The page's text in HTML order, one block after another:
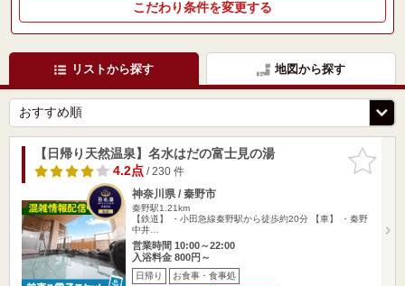
こだわり条件を変更する
リストから探す 地図から探す
お気に入
りに追加
【日帰り天然温泉】名水はだの富士見の湯
4.2点/ 230 件
神奈川県 / 秦野市
秦野駅1.21km
【鉄道】 ・小田急線秦野駅から徒歩約20分 【車】 ・秦野
中井…
営業時間 10:00～22:00
入浴料金 800円～
日帰り お食事・食事処